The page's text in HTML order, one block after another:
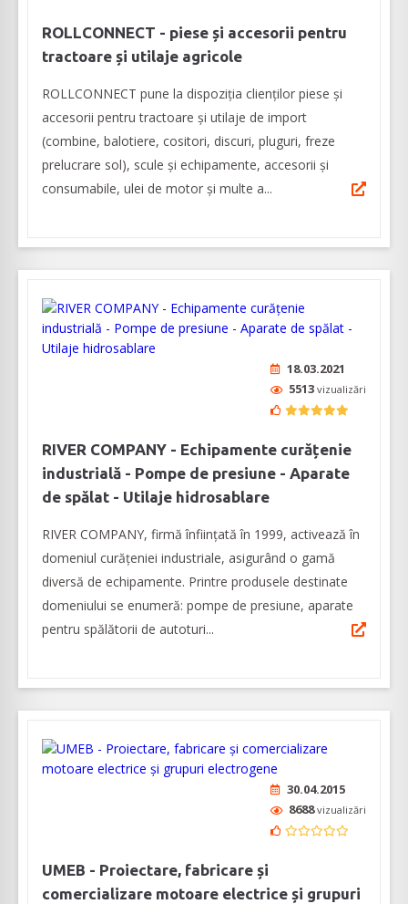
ROLLCONNECT - piese și accesorii pentru
tractoare și utilaje agricole
ROLLCONNECT pune la dispoziția clienților piese și
accesorii pentru tractoare și utilaje de import
(combine, balotiere, cositori, discuri, pluguri, freze
prelucrare sol), scule și echipamente, accesorii și
consumabile, ulei de motor și multe a...
18.03.2021
5513 vizualizări
RIVER COMPANY - Echipamente curățenie
industrială - Pompe de presiune - Aparate
de spălat - Utilaje hidrosablare
RIVER COMPANY, firmă înființată în 1999, activează în
domeniul curățeniei industriale, asigurând o gamă
diversă de echipamente. Printre produsele destinate
domeniului se enumeră: pompe de presiune, aparate
pentru spălătorii de autoturi...
30.04.2015
8688vizualizări
UMEB - Proiectare, fabricare și
comercializare motoare electrice și grupuri